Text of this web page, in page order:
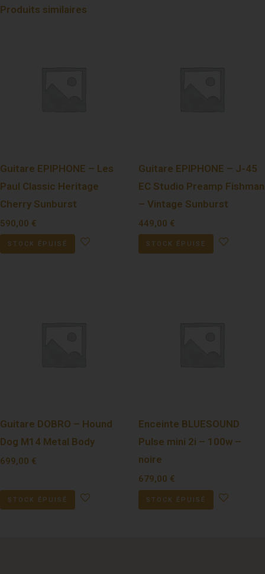
Produits similaires
Guitare EPIPHONE – Les
Paul Classic Heritage
Cherry Sunburst
590,00 €
STOCK ÉPUISÉ
Guitare EPIPHONE – J-45
EC Studio Preamp Fishman
– Vintage Sunburst
449,00 €
STOCK ÉPUISÉ
Guitare DOBRO – Hound
Dog M14 Metal Body
699,00 €
STOCK ÉPUISÉ
Enceinte BLUESOUND
Pulse mini 2i – 100w –
noire
679,00 €
STOCK ÉPUISÉ